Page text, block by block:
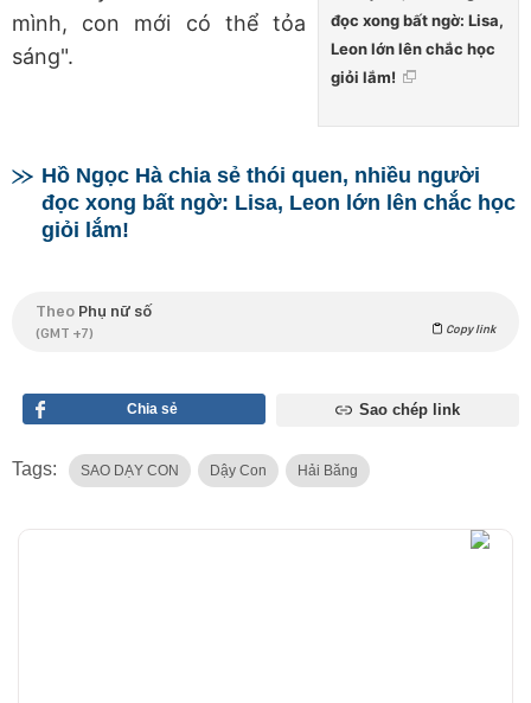
đọc xong bất ngờ: Lisa,
Leon lớn lên chắc học
giỏi lắm!
mình, con mới có thể tỏa
sáng".
Hồ Ngọc Hà chia sẻ thói quen, nhiều người
đọc xong bất ngờ: Lisa, Leon lớn lên chắc học
giỏi lắm!
Theo Phụ nữ số
(GMT +7) Copy link
Chia sẻ Sao chép link
Tags: SAO DẠY CON Dậy Con Hải Băng